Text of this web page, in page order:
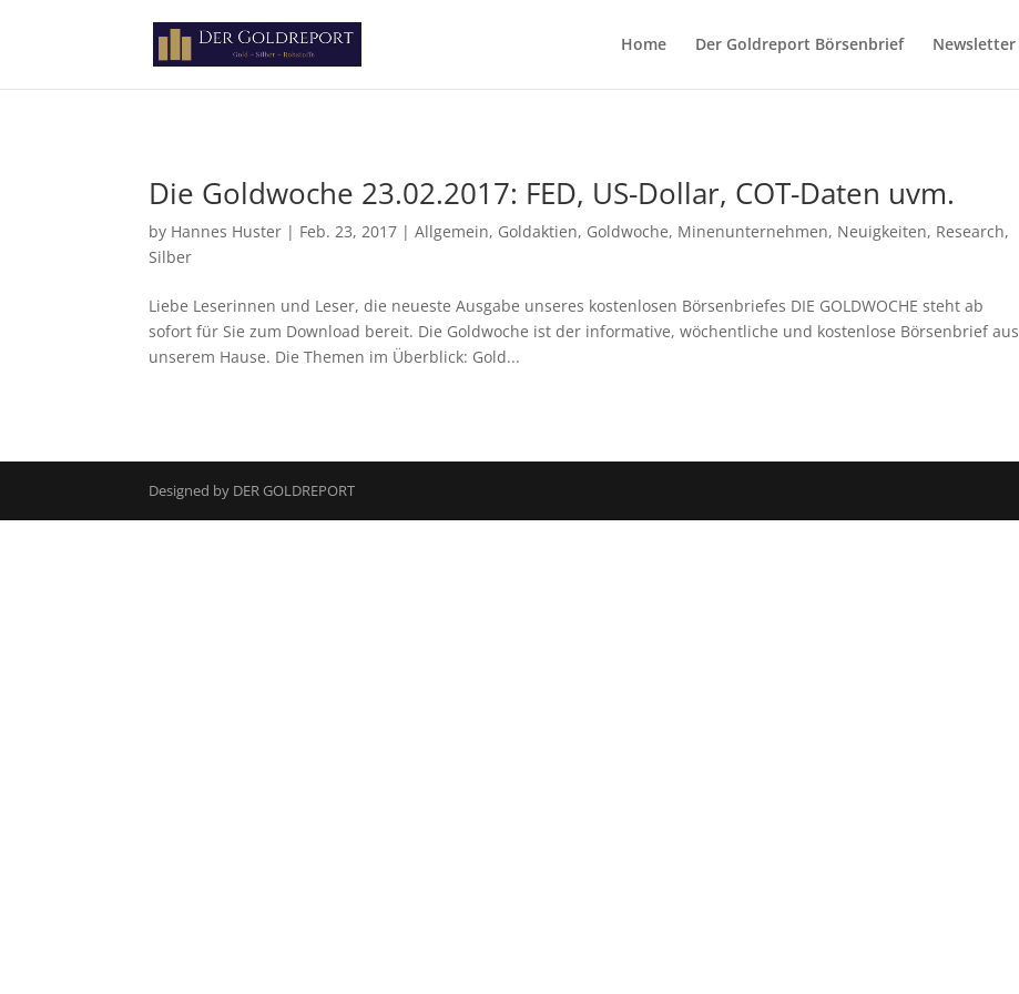
Home
Der Goldreport Börsenbrief Newsletter
Die Goldwoche 23.02.2017: FED, US-Dollar, COT-Daten uvm.
by Hannes Huster | Feb. 23, 2017 |Allgemein, Goldaktien, Goldwoche, Minenunternehmen, Neuigkeiten, Research,
Silber
Liebe Leserinnen und Leser, die neueste Ausgabe unseres kostenlosen Börsenbriefes DIE GOLDWOCHE steht ab
sofort für Sie zum Download bereit. Die Goldwoche ist der informative, wöchentliche und kostenlose Börsenbrief aus
unserem Hause. Die Themen im Überblick: Gold...
Designed by DER GOLDREPORT